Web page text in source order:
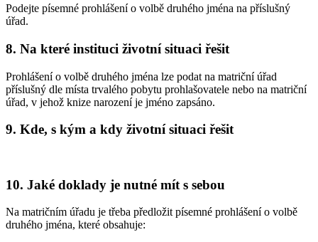
Podejte písemné prohlášení o volbě druhého jména na příslušný
úřad.
8. Na které instituci životní situaci řešit
Prohlášení o volbě druhého jména lze podat na matriční úřad
příslušný dle místa trvalého pobytu prohlašovatele nebo na matriční
úřad, v jehož knize narození je jméno zapsáno.
9. Kde, s kým a kdy životní situaci řešit
10. Jaké doklady je nutné mít s sebou
Na matričním úřadu je třeba předložit písemné prohlášení o volbě
druhého jména, které obsahuje: